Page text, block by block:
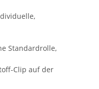
Standardrolle,
Clip auf der